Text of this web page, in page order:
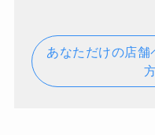
あなただけの店